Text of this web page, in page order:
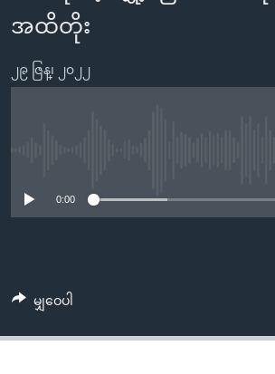
အကြောင်းအရာ
ကျော်
ကြည့်
ရှာဖွေ
တရုတ်
အစ္စရေး-ပါလက်စတိုင်း
ရပ်ဝန်းတခု လမ်းတခု အလွန်
အင်္ဂလိပ်စာလေ့လာမယ်
အမေရိကန်သုံးအီဒီယံ
အပတ်စဉ်ကဏ္ဍများ
အထိတိုး
၂၉ ဇြန္၊ ၂၀၂၂
0:00
မျှဝေပါ